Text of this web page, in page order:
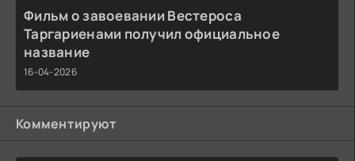
Фильм о завоевании Вестероса
Таргариенами получил официальное
название
16-04-2026
Комментируют